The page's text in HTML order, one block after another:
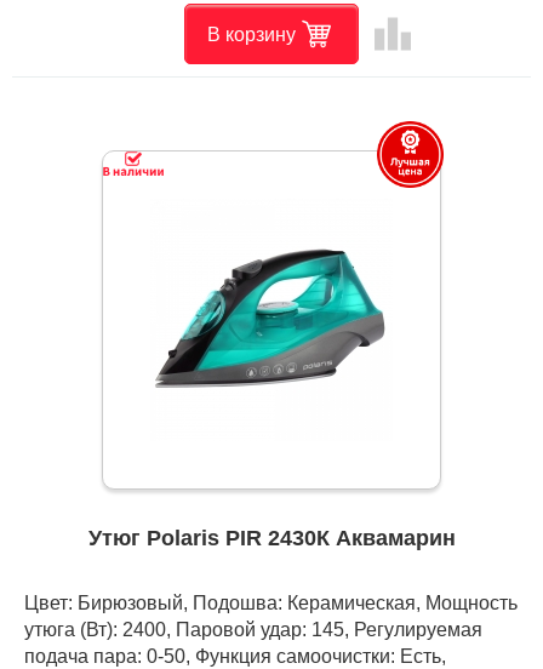
В корзину leaderboard
Утюг Polaris PIR 2430К Аквамарин
Цвет: Бирюзовый, Подошва: Керамическая, Мощность
утюга (Вт): 2400, Паровой удар: 145, Регулируемая
подача пара: 0-50, Функция самоочистки: Есть,